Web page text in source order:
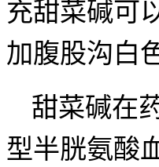
充甜菜碱可
加腹股沟白
甜菜碱在
型半胱氨酸